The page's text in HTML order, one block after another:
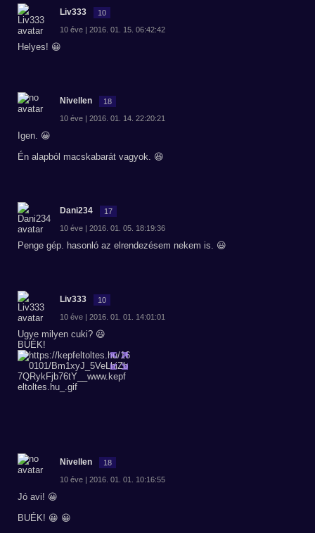
Liv333 10
10 éve | 2016. 01. 15. 06:42:42
Helyes! 😀
Nivellen 18
10 éve | 2016. 01. 14. 22:20:21
Igen. 😀
Én alapból macskabarát vagyok. 😆
Dani234 17
10 éve | 2016. 01. 05. 18:19:36
Penge gép. hasonló az elrendezésem nekem is. 😃
Liv333 10
10 éve | 2016. 01. 01. 14:01:01
Ugye milyen cuki? 😃
BUÉK!
Nivellen 18
10 éve | 2016. 01. 01. 10:16:55
Jó avi! 😀
BUÉK! 😀 😀